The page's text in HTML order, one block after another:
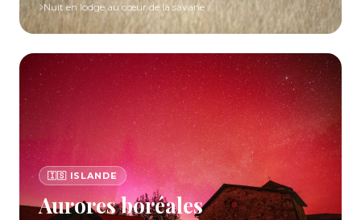
Nuit en lodge au cœur de la savane
🇮🇸 ISLANDE
Aurores boréales